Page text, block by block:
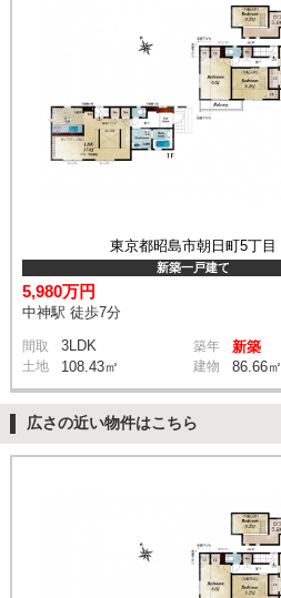
東京都昭島市朝日町5丁目
新築一戸建て
5,980万円
中神駅 徒歩7分
間取 3LDK 築年 新築
土地 108.43㎡ 建物 86.66㎡
広さの近い物件はこちら